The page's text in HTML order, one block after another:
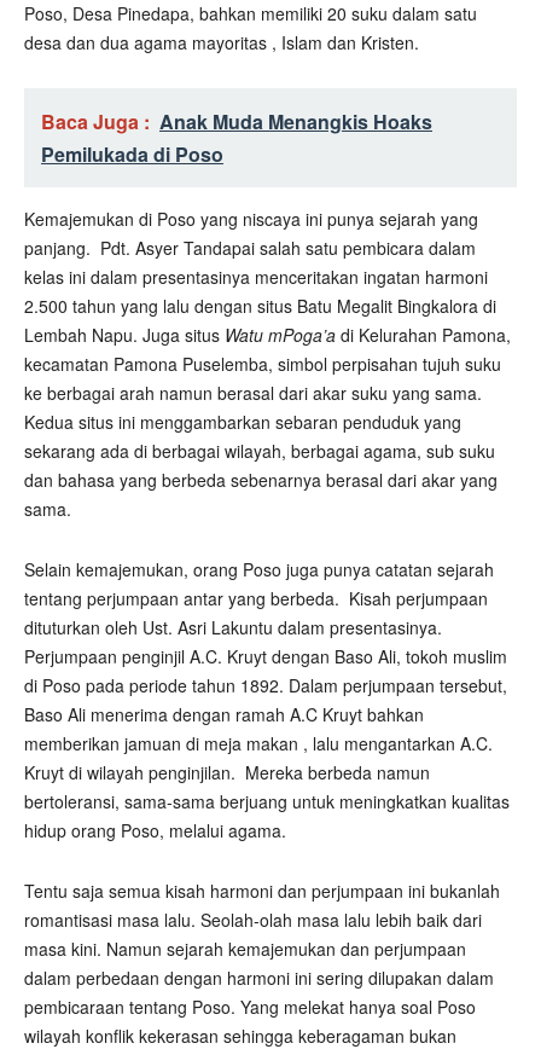
Poso, Desa Pinedapa, bahkan memiliki 20 suku dalam satu
desa dan dua agama mayoritas , Islam dan Kristen.
Baca Juga : Anak Muda Menangkis Hoaks
Pemilukada di Poso
Kemajemukan di Poso yang niscaya ini punya sejarah yang
panjang. Pdt. Asyer Tandapai salah satu pembicara dalam
kelas ini dalam presentasinya menceritakan ingatan harmoni
2.500 tahun yang lalu dengan situs Batu Megalit Bingkalora di
Lembah Napu. Juga situs Watu mPoga’a di Kelurahan Pamona,
kecamatan Pamona Puselemba, simbol perpisahan tujuh suku
ke berbagai arah namun berasal dari akar suku yang sama.
Kedua situs ini menggambarkan sebaran penduduk yang
sekarang ada di berbagai wilayah, berbagai agama, sub suku
dan bahasa yang berbeda sebenarnya berasal dari akar yang
sama.
Selain kemajemukan, orang Poso juga punya catatan sejarah
tentang perjumpaan antar yang berbeda. Kisah perjumpaan
dituturkan oleh Ust. Asri Lakuntu dalam presentasinya.
Perjumpaan penginjil A.C. Kruyt dengan Baso Ali, tokoh muslim
di Poso pada periode tahun 1892. Dalam perjumpaan tersebut,
Baso Ali menerima dengan ramah A.C Kruyt bahkan
memberikan jamuan di meja makan , lalu mengantarkan A.C.
Kruyt di wilayah penginjilan. Mereka berbeda namun
bertoleransi, sama-sama berjuang untuk meningkatkan kualitas
hidup orang Poso, melalui agama.
Tentu saja semua kisah harmoni dan perjumpaan ini bukanlah
romantisasi masa lalu. Seolah-olah masa lalu lebih baik dari
masa kini. Namun sejarah kemajemukan dan perjumpaan
dalam perbedaan dengan harmoni ini sering dilupakan dalam
pembicaraan tentang Poso. Yang melekat hanya soal Poso
wilayah konflik kekerasan sehingga keberagaman bukan